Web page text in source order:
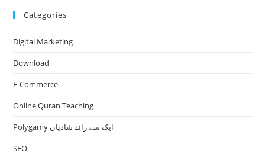
Categories
Digital Marketing
Download
E-Commerce
Online Quran Teaching
Polygamy ایک سے زائد شادیاں
SEO